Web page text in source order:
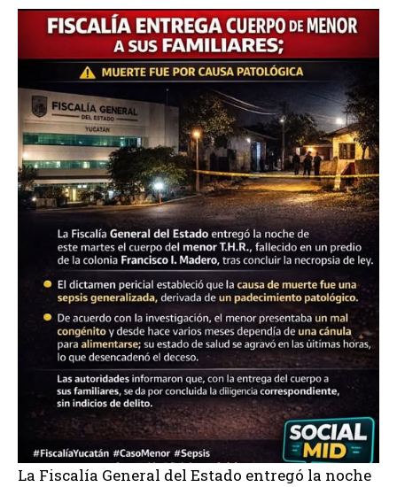
La Fiscalía General del Estado entregó la noche